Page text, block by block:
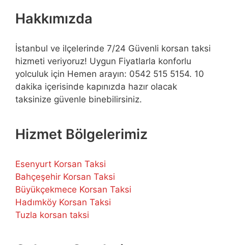
Hakkımızda
İstanbul ve ilçelerinde 7/24 Güvenli korsan taksi
hizmeti veriyoruz! Uygun Fiyatlarla konforlu
yolculuk için Hemen arayın: 0542 515 5154. 10
dakika içerisinde kapınızda hazır olacak
taksinize güvenle binebilirsiniz.
Hizmet Bölgelerimiz
Esenyurt Korsan Taksi
Bahçeşehir Korsan Taksi
Büyükçekmece Korsan Taksi
Hadımköy Korsan Taksi
Tuzla korsan taksi